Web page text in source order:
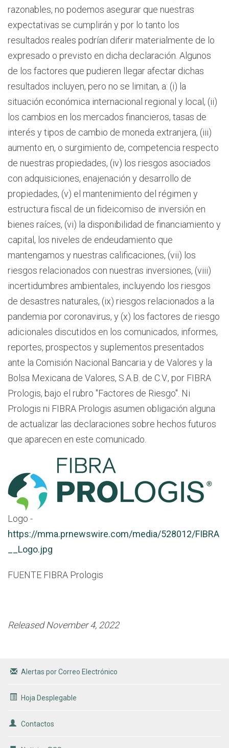
razonables, no podemos asegurar que nuestras
expectativas se cumplirán y por lo tanto los
resultados reales podrían diferir materialmente de lo
expresado o previsto en dicha declaración. Algunos
de los factores que pudieren llegar afectar dichas
resultados incluyen, pero no se limitan, a: (i) la
situación económica internacional regional y local, (ii)
los cambios en los mercados financieros, tasas de
interés y tipos de cambio de moneda extranjera, (iii)
aumento en, o surgimiento de, competencia respecto
de nuestras propiedades, (iv) los riesgos asociados
con adquisiciones, enajenación y desarrollo de
propiedades, (v) el mantenimiento del régimen y
estructura fiscal de un fideicomiso de inversión en
bienes raíces, (vi) la disponibilidad de financiamiento y
capital, los niveles de endeudamiento que
mantengamos y nuestras calificaciones, (vii) los
riesgos relacionados con nuestras inversiones, (viii)
incertidumbres ambientales, incluyendo los riesgos
de desastres naturales, (ix) riesgos relacionados a la
pandemia por coronavirus, y (x) los factores de riesgo
adicionales discutidos en los comunicados, informes,
reportes, prospectos y suplementos presentados
ante la Comisión Nacional Bancaria y de Valores y la
Bolsa Mexicana de Valores, S.A.B. de C.V., por FIBRA
Prologis, bajo el rubro "Factores de Riesgo". Ni
Prologis ni FIBRA Prologis asumen obligación alguna
de actualizar las declaraciones sobre hechos futuros
que aparecen en este comunicado.
Logo -
https://mma.prnewswire.com/media/528012/FIBRA
__Logo.jpg
FUENTE FIBRA Prologis
Released November 4, 2022
Alertas por Correo Electrónico
Hoja Desplegable
Contactos